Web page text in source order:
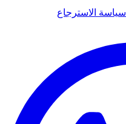
سياسة الاسترجاع